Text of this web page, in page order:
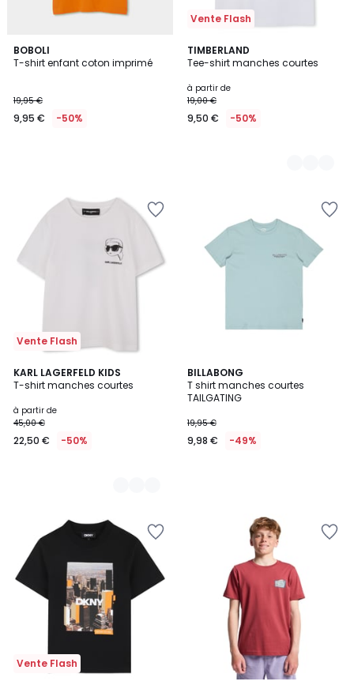
BOBOLI
T-shirt enfant coton imprimé
19,95 €
9,95 € -50%
Vente Flash
TIMBERLAND
Tee-shirt manches courtes
à partir de
19,00 €
9,50 € -50%
4
Couleurs
Vente Flash
KARL LAGERFELD KIDS
T-shirt manches courtes
à partir de
45,00 €
22,50 € -50%
2
Couleurs
BILLABONG
T shirt manches courtes
TAILGATING
19,95 €
9,98 € -49%
Vente Flash